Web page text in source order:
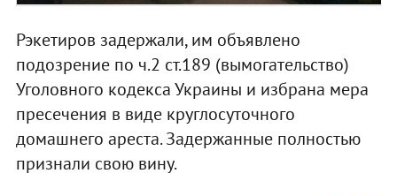
Рэкетиров задержали, им объявлено
подозрение по ч.2 ст.189 (вымогательство)
Уголовного кодекса Украины и избрана мера
пресечения в виде круглосуточного
домашнего ареста. Задержанные полностью
признали свою вину.